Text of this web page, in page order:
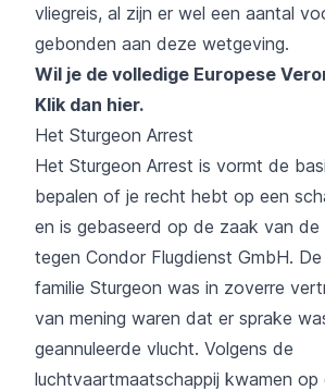
vliegreis, al zijn er wel een aantal
gebonden aan deze wetgeving.
Wil je de volledige Europese
Klik dan hier.
Het Sturgeon Arrest
Het Sturgeon Arrest is vormt de
bepalen of je recht hebt op een
en is gebaseerd op de zaak van de
tegen Condor Flugdienst GmbH.
familie Sturgeon was in zoverre
van mening waren dat er sprake
geannuleerde vlucht. Volgens de
luchtvaartmaatschappij kwamen op